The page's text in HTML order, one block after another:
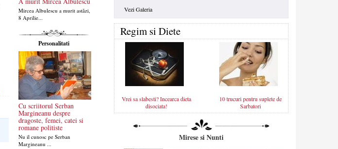
Mircea Albulescu a murit astăzi,
8 Aprilie...
Personalitati
Cu scriitorul Serban
Margineanu despre
dragoste, femei, catei si
romane politiste
Nu il cunosc pe Serban
Margineanu ...
Vezi Galeria
Regim si Diete
Vrei sa slabesti? Incearca dieta
disociata!
10 trucuri pentru suplete de
Sarbatori
Mirese si Nunti